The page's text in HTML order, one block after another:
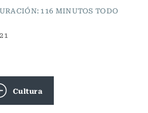
116 MINUTOS TODO
Cultura